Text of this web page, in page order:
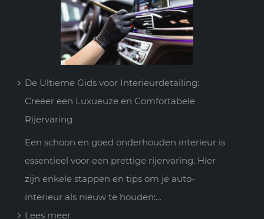
De Ultieme Gids voor Interieurdetailing:
Creëer een Luxueuze en Comfortabele
Rijervaring
Een schoon en goed onderhouden interieur is
essentieel voor een prettige rijervaring. Hier
zijn enkele stappen en tips om je auto-
interieur als nieuw te houden:…
Lees meer: